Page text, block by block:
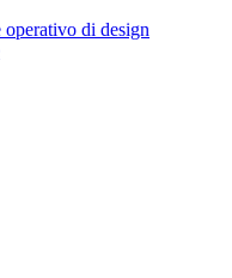
operativo di design